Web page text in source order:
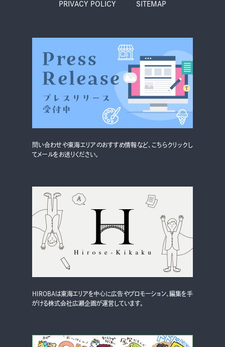
本・まち 自転車・まち
イベント
お問い合わせ
検索する
CLOSE
PRIVACY POLICY SITEMAP
問い合わせや東海エリアのおすすめ情報など、こちらクリックし
てメールをお送りください。
HIROBAは東海エリアを中心に広告やプロモーション、編集を手
がける株式会社広瀬企画が運営しています。